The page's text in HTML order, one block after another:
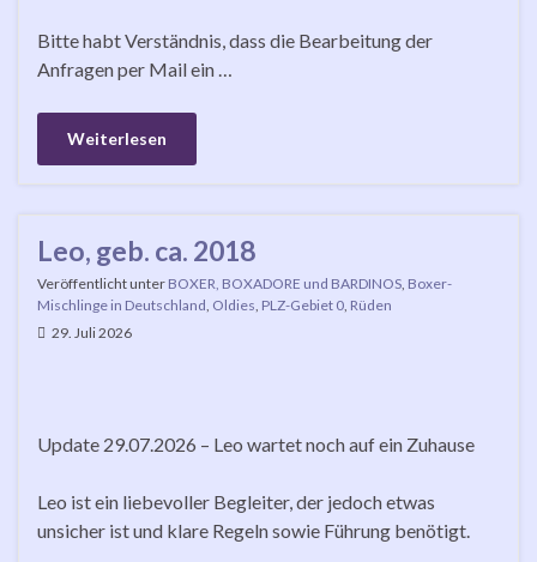
Bitte habt Verständnis, dass die Bearbeitung der
Anfragen per Mail ein …
Weiterlesen
Leo, geb. ca. 2018
Veröffentlicht unter BOXER, BOXADORE und BARDINOS Boxer-
Mischlinge in Deutschland Oldies PLZ-Gebiet 0 Rüden
29. Juli 2026
Update 29.07.2026 – Leo wartet noch auf ein Zuhause
Leo ist ein liebevoller Begleiter, der jedoch etwas
unsicher ist und klare Regeln sowie Führung benötigt.